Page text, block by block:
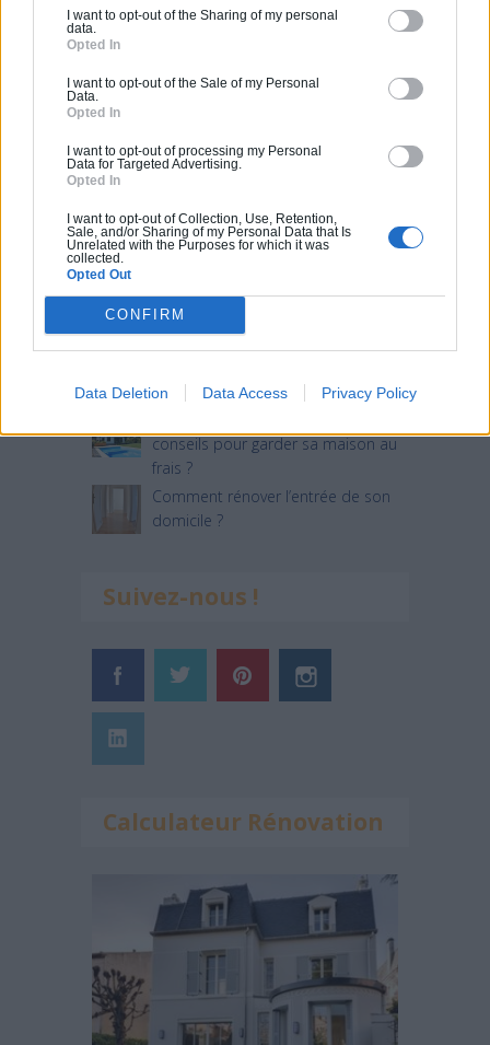
I want to opt-out of the Sharing of my personal
data.
Opted In
I want to opt-out of the Sale of my Personal
Data.
Opted In
I want to opt-out of processing my Personal
Data for Targeted Advertising.
Opted In
I want to opt-out of Collection, Use, Retention,
Sale, and/or Sharing of my Personal Data that Is
Unrelated with the Purposes for which it was
collected.
Opted Out
CONFIRM
Data Deletion Data Access Privacy Policy
Articles récents
Jardin devant la maison : Top 5
des conseils d’aménagement
son extérieur ?
Comment aménager l’entrée
extérieure de sa maison ?
conseils pour garder sa maison au
frais ?
Comment rénover l’entrée de son
domicile ?
Suivez-nous !
Calculateur Rénovation